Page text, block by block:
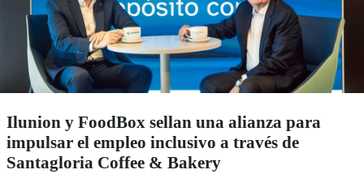
Ilunion y FoodBox sellan una alianza para
impulsar el empleo inclusivo a través de
Santagloria Coffee & Bakery